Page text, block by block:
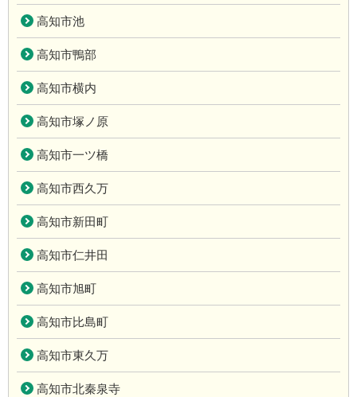
高知市池
高知市鴨部
高知市横内
高知市塚ノ原
高知市一ツ橋
高知市西久万
高知市新田町
高知市仁井田
高知市旭町
高知市比島町
高知市東久万
高知市北秦泉寺